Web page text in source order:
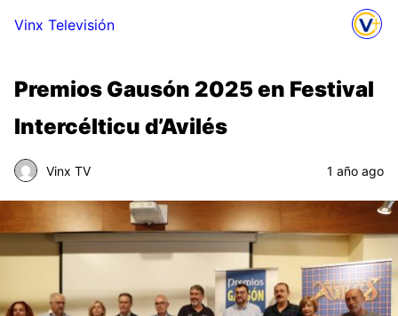
Vinx Televisión
Premios Gausón 2025 en Festival
Intercélticu d’Avilés
Vinx TV 1 año ago